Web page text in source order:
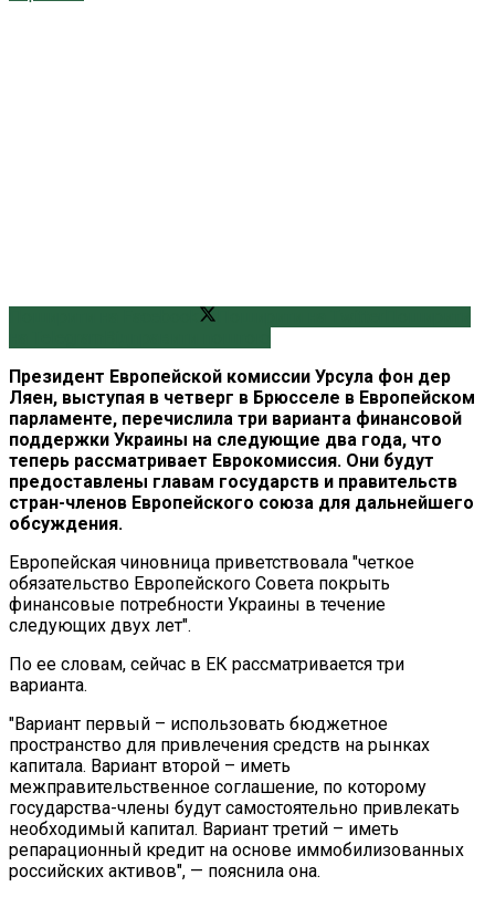
Президент Европейской комиссии Урсула фон дер
Ляен, выступая в четверг в Брюсселе в Европейском
парламенте, перечислила три варианта финансовой
поддержки Украины на следующие два года, что
теперь рассматривает Еврокомиссия. Они будут
предоставлены главам государств и правительств
стран-членов Европейского союза для дальнейшего
обсуждения.
Европейская чиновница приветствовала "четкое
обязательство Европейского Совета покрыть
финансовые потребности Украины в течение
следующих двух лет".
По ее словам, сейчас в ЕК рассматривается три
варианта.
"Вариант первый – использовать бюджетное
пространство для привлечения средств на рынках
капитала. Вариант второй – иметь
межправительственное соглашение, по которому
государства-члены будут самостоятельно привлекать
необходимый капитал. Вариант третий – иметь
репарационный кредит на основе иммобилизованных
российских активов", — пояснила она.